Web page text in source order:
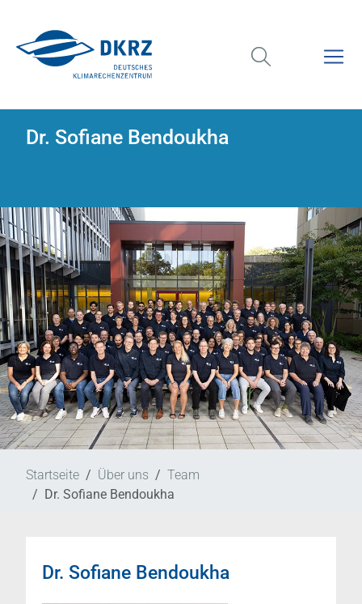
Dr. Sofiane Bendoukha
Startseite Über uns
Team
Dr. Sofiane Bendoukha
Dr. Sofiane Bendoukha